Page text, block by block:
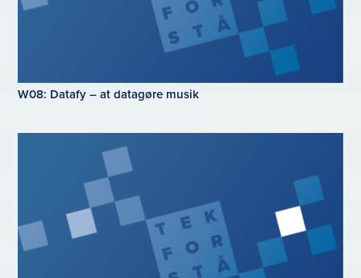
W08: Datafy – at datagøre musik